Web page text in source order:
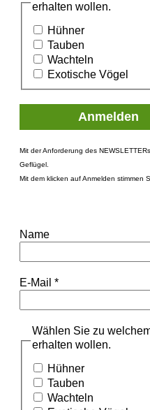
erhalten wollen.
Hühner
Tauben
Wachteln
Exotische Vögel
Mit der Anforderung des
Geflügel.
Mit dem klicken auf Anmelden stimmen
Name
E-Mail *
Wählen Sie zu
erhalten wollen.
Hühner
Tauben
Wachteln